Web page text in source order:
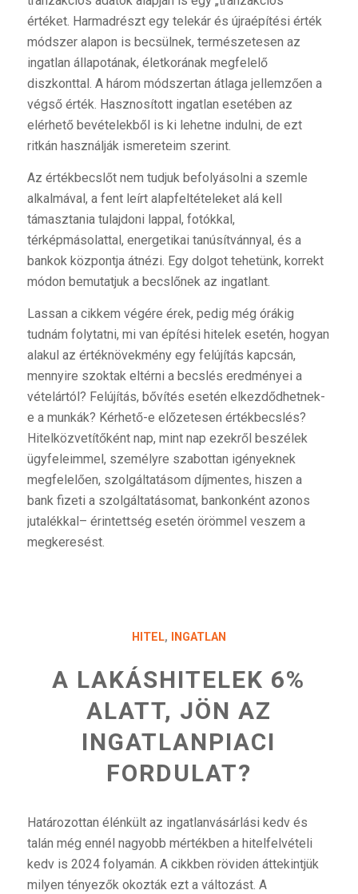
értéket. Harmadrészt egy telekár és újraépítési érték
módszer alapon is becsülnek, természetesen az
ingatlan állapotának, életkorának megfelelő
diszkonttal. A három módszertan átlaga jellemzően a
végső érték. Hasznosított ingatlan esetében az
elérhető bevételekből is ki lehetne indulni, de ezt
ritkán használják ismereteim szerint.
Az értékbecslőt nem tudjuk befolyásolni a szemle
alkalmával, a fent leírt alapfeltételeket alá kell
támasztania tulajdoni lappal, fotókkal,
térképmásolattal, energetikai tanúsítvánnyal, és a
bankok központja átnézi. Egy dolgot tehetünk, korrekt
módon bemutatjuk a becslőnek az ingatlant.
Lassan a cikkem végére érek, pedig még órákig
tudnám folytatni, mi van építési hitelek esetén, hogyan
alakul az értéknövekmény egy felújítás kapcsán,
mennyire szoktak eltérni a becslés eredményei a
vételártól? Felújítás, bővítés esetén elkezdődhetnek-
e a munkák? Kérhető-e előzetesen értékbecslés?
Hitelközvetítőként nap, mint nap ezekről beszélek
ügyfeleimmel, személyre szabottan igényeknek
megfelelően, szolgáltatásom díjmentes, hiszen a
bank fizeti a szolgáltatásomat, bankonként azonos
jutalékkal– érintettség esetén örömmel veszem a
megkeresést.
HITEL, INGATLAN
A LAKÁSHITELEK 6%
ALATT, JÖN AZ
INGATLANPIACI
FORDULAT?
Határozottan élénkült az ingatlanvásárlási kedv és
talán még ennél nagyobb mértékben a hitelfelvételi
kedv is 2024 folyamán. A cikkben röviden áttekintjük
milyen tényezők okozták ezt a változást. A